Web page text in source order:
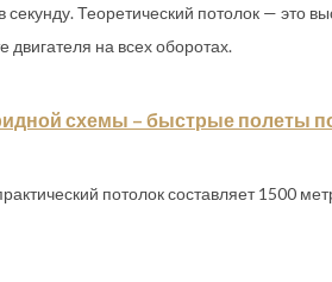
Теоретический потолок — это
двигателя на всех оборотах.
схемы – быстрые полеты
потолок составляет 1500